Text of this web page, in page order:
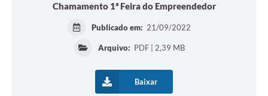
Chamamento 1ª Feira do Empreendedor
Publicado em: 21/09/2022
Arquivo: PDF | 2,39 MB
Baixar